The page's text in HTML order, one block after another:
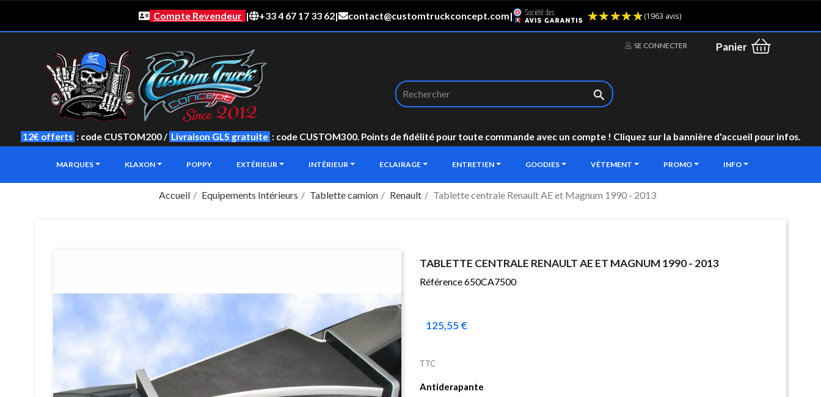
Compte Revendeur | +33 4 67 17 33 62| contact@customtruckconcept.com|
SE CONNECTER Panier

12€ offerts : code CUSTOM200 / Livraison GLS gratuite : code CUSTOM300. Points de fidélité pour toute commande avec un compte ! Cliquez sur la bannière d'accueil pour infos.
MARQUES KLAXON POPPY EXTÉRIEUR INTÉRIEUR ECLAIRAGE ENTRETIEN GOODIES VÊTEMENT PROMO INFO
Accueil Equipements Intérieurs Tablette camion Renault Tablette centrale Renault AE et Magnum 1990 - 2013
TABLETTE CENTRALE RENAULT AE ET MAGNUM 1990 - 2013
Référence 650CA7500
125,55 €
TTC
Antiderapante